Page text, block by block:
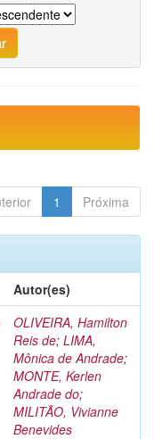
1 Próxima
Autor(es)
OLIVEIRA, Hamilton
Reis de; LIMA,
Mônica de Andrade;
MONTE, Kerlen
Andrade do;
MILITÃO, Vivianne
Benevides